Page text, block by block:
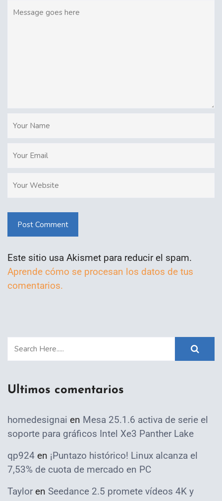
Post Comment
Este sitio usa Akismet para reducir el spam.
Aprende cómo se procesan los datos de tus
comentarios.
Ultimos comentarios
homedesignai en Mesa 25.1.6 activa de serie el
soporte para gráficos Intel Xe3 Panther Lake
qp924 en ¡Puntazo histórico! Linux alcanza el
7,53% de cuota de mercado en PC
Taylor en Seedance 2.5 promete vídeos 4K y